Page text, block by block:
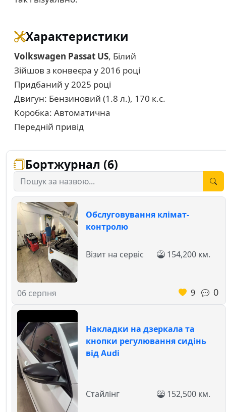
Характеристики
Volkswagen Passat US, Білий
Зійшов з конвеєра у 2016 році
Придбаний у 2025 році
Двигун: Бензиновий (1.8 л.), 170 к.с.
Коробка: Автоматична
Передній привід
Бортжурнал (6)
Обслуговування клімат-
контролю
06 серпня
Візит на сервіс 154,200 км.
9 0
Накладки на дзеркала та
кнопки регулювання сидінь
від Audi
Стайлінг 152,500 км.